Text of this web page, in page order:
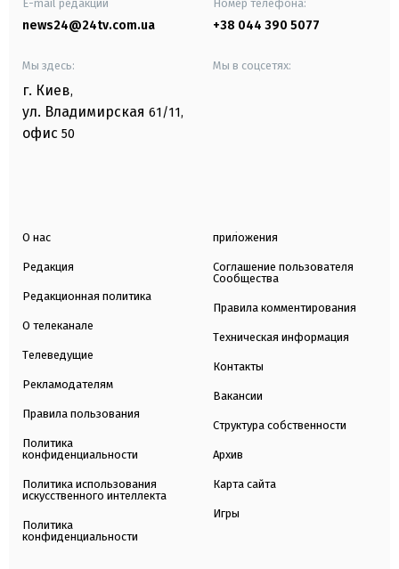
E-mail редакции
news24@24tv.com.ua
Номер телефона:
+38 044 390 5077
Мы здесь:
г. Киев,
ул. Владимирская 61/11,
офис 50
Мы в соцсетях:
О нас
Редакция
Редакционная политика
О телеканале
Телеведущие
Рекламодателям
Правила пользования
Политика
конфиденциальности
Политика использования
искусственного интеллекта
Политика
конфиденциальности
приложения
Соглашение пользователя
Сообщества
Правила комментирования
Техническая информация
Контакты
Вакансии
Структура собственности
Архив
Карта сайта
Игры